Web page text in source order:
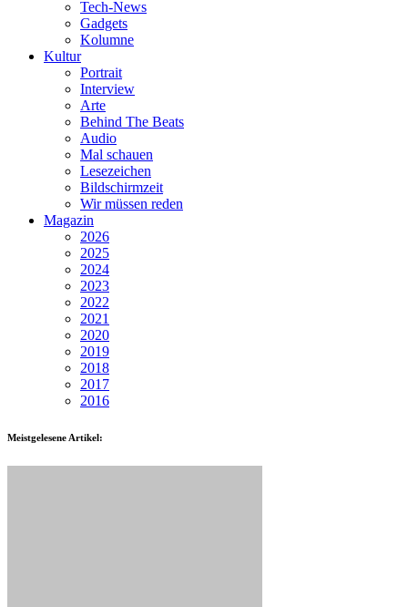
Tech-News
Gadgets
Kolumne
Kultur
Portrait
Interview
Arte
Behind The Beats
Audio
Mal schauen
Lesezeichen
Bildschirmzeit
Wir müssen reden
Magazin
2026
2025
2024
2023
2022
2021
2020
2019
2018
2017
2016
Meistgelesene Artikel: